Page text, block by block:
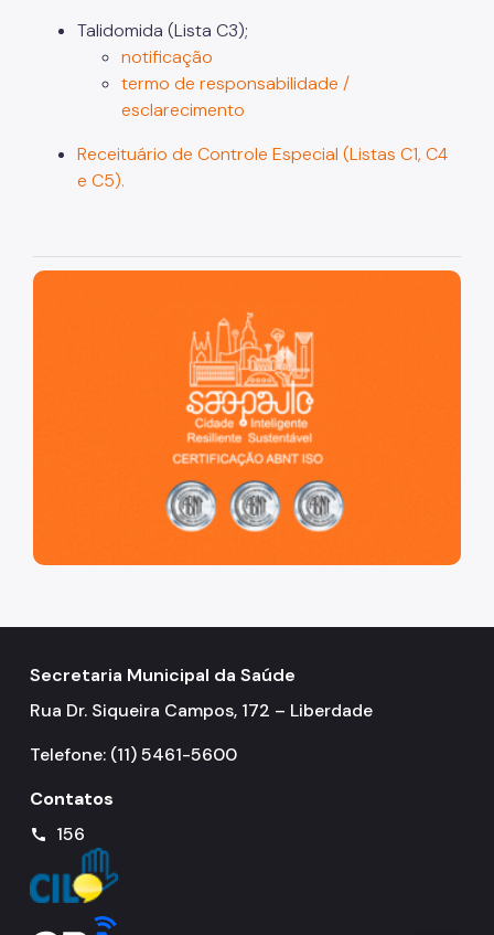
Perguntas Frequentes
Talidomida (Lista C3);
notificação
termo de responsabilidade /
esclarecimento
Receituário de Controle Especial (Listas C1, C4
e C5).
São Paulo, cidade inteligente, resiliente e sustentável
Secretaria Municipal da Saúde
Rua Dr. Siqueira Campos, 172 – Liberdade
Telefone: (11) 5461-5600
Contatos
call 156